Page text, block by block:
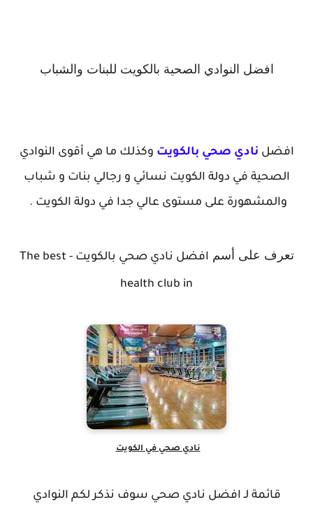
افضل النوادي الصحية بالكويت للبنات والشباب
افضل نادي صحي بالكويت وكذلك ما هي أقوى النوادي
الصحية في دولة الكويت نسائي و رجالي بنات و شباب
والمشهورة على مستوى عالي جدا في دولة الكويت .
تعرف على أسم افضل نادي صحي بالكويت - The best
health club in
نادي صحي في الكويت
قائمة لـ افضل نادي صحي سوف نذكر لكم النوادي